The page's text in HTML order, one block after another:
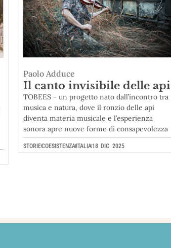
Paolo Adduce
Il canto invisibile delle api
TOBEES - un progetto nato dall’incontro tra
musica e natura, dove il ronzio delle api
diventa materia musicale e l’esperienza
sonora apre nuove forme di consapevolezza
STORIECOESISTENZAITALIA18 DIC 2025